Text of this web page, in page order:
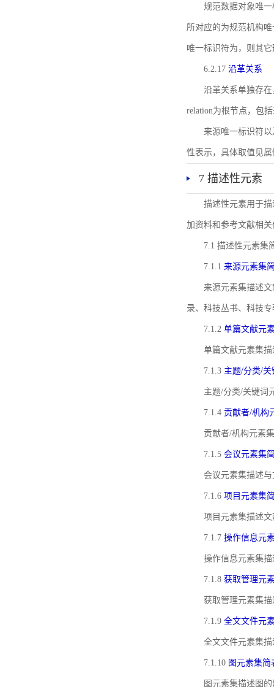
规范数据对象唯一
所对应的为规范机构
唯一标识符为，则其
6.2.17 沿革关系
沿革关系单独存
relation为根节点，包
来源唯一标识符以
性表示，具体取值见属
7 描述性元素
描述性元素用于
加资料和参考文献相
7.1 描述性元素集
7.1.1 来源元素集
来源元素集描述
录、科技丛书、科技
7.1.2 单篇文献元
单篇文献元素集
7.1.3 主题/分类/
主题/分类/关键词
7.1.4 贡献者/机构
贡献者/机构元素
7.1.5 会议元素集
会议元素集描述
7.1.6 项目元素集
项目元素集描述
7.1.7 操作信息元
操作信息元素集
7.1.8 获取管理元
获取管理元素集
7.1.9 全文文件元
全文文件元素集
7.1.10 图元素集简
图元素集描述图